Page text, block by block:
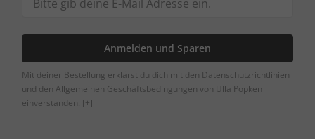
Anmelden und Sparen
Mit deiner Bestellung erklärst du dich mit den Datenschutzrichtlinien
und den Allgemeinen Geschäftsbedingungen von Ulla Popken
einverstanden. [+]